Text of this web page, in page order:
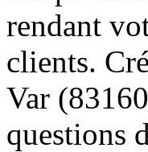
rendant
clients.
Var
questions